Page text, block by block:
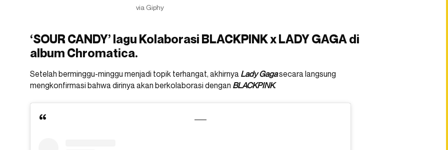
via Giphy
‘SOUR CANDY’ lagu Kolaborasi BLACKPINK x LADY GAGA di
album Chromatica.
Setelah berminggu-minggu menjadi topik terhangat, akhirnya Lady Gagasecara langsung
mengkonfirmasi bahwa dirinya akan berkolaborasi dengan BLACKPINK.